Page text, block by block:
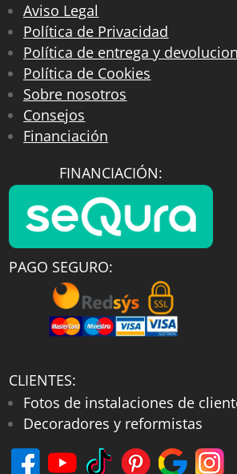
Aviso Legal
Política de Privacidad
Política de entrega y
Política de Cookies
Sobre nosotros
Consejos
Financiación
FINANCIACIÓN:
PAGO SEGURO:
CLIENTES:
Fotos de instalaciones de
Decoradores y reformistas